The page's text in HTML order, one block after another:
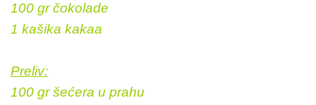
100 gr čokolade
1 kašika kakaa
Preliv:
100 gr šećera u prahu